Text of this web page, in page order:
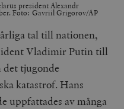
president Alexandr
Foto: Gavriil Grigorov/AP
tal till nationen,
Vladimir Putin till
det tjugonde
katastrof. Hans
uppfattades av många